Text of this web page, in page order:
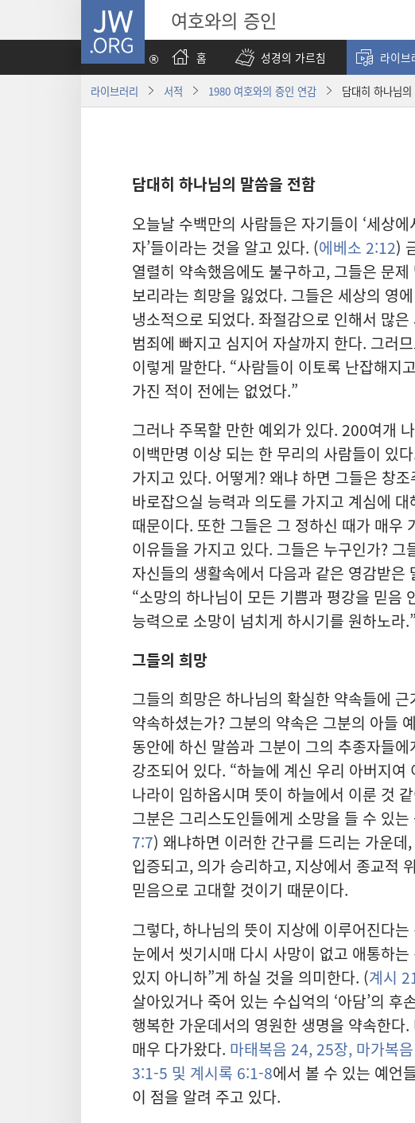
JW.ORG 여호와의 증인
홈
성경의 가르침 라이브
라이브러리 서적 1980 여호와의 증인 연감 담대히 하나님
담대히 하나님의 말씀을 전함
오늘날 수백만의 사람들은 자기들이 ‘세상
자’들이라는 것을 알고 있다. (에베소 2:12)
열렬히 약속했음에도 불구하고, 그들은 문
보리라는 희망을 잃었다. 그들은 세상의 영
냉소적으로 되었다. 좌절감으로 인해서 많
범죄에 빠지고 심지어 자살까지 한다. 그러
이렇게 말한다. “사람들이 이토록 난잡해지
가진 적이 전에는 없었다.”
그러나 주목할 만한 예외가 있다. 200여개
이백만명 이상 되는 한 무리의 사람들이 있
가지고 있다. 어떻게? 왜냐 하면 그들은 창
바로잡으실 능력과 의도를 가지고 계심에
때문이다. 또한 그들은 그 정하신 때가 매우
이유들을 가지고 있다. 그들은 누구인가? 그
자신들의 생활속에서 다음과 같은 영감받은
“소망의 하나님이 모든 기쁨과 평강을 믿음
능력으로 소망이 넘치게 하시기를 원하노라
그들의 희망
그들의 희망은 하나님의 확실한 약속들에
약속하셨는가? 그분의 약속은 그분의 아들
동안에 하신 말씀과 그분이 그의 추종자들
강조되어 있다. “하늘에 계신 우리 아버지
나라이 임하옵시며 뜻이 하늘에서 이룬 것
그분은 그리스도인들에게 소망을 들 수 있
7:7) 왜냐하면 이러한 간구를 드리는 가운데
입증되고, 의가 승리하고, 지상에서 종교적
믿음으로 고대할 것이기 때문이다.
그렇다, 하나님의 뜻이 지상에 이루어진다
눈에서 씻기시매 다시 사망이 없고 애통하
있지 아니하”게 하실 것을 의미한다. (계시
살아있거나 죽어 있는 수십억의 ‘아담’의
행복한 가운데서의 영원한 생명을 약속한다
매우 다가왔다. 마태복음 24, 25장, 마가복
3:1-5 및 계시록 6:1-8에서 볼 수 있는 예언
이 점을 알려 주고 있다.